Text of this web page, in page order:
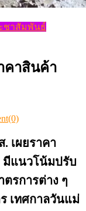
ชาสัมพันธ์
คาสินค้า
เผยราคา
มีแนวโน้มปรับ
รการต่าง ๆ
เทศกาลวันแม่